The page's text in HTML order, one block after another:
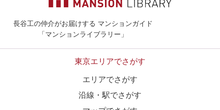
長谷工の仲介がお届けする マンションガイド
「マンションライブラリー」
東京エリアでさがす
エリアでさがす
沿線・駅でさがす